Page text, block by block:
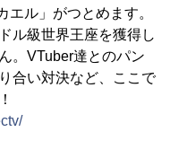
ル」がつとめます。
ル級世界王座を獲得し
。VTuber達とのパン
合い対決など、ここで